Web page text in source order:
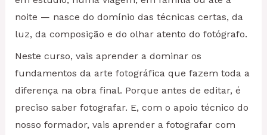
noite — nasce do domínio das técnicas certas, da
luz, da composição e do olhar atento do fotógrafo.
Neste curso, vais aprender a dominar os
fundamentos da arte fotográfica que fazem toda a
diferença na obra final. Porque antes de editar, é
preciso saber fotografar. E, com o apoio técnico do
nosso formador, vais aprender a fotografar com